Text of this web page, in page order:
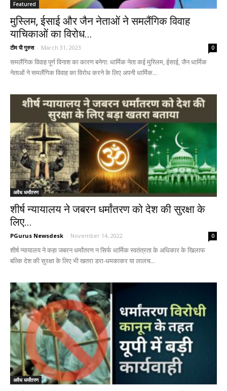
Featured
मुस्लिम, ईसाई और जैन नेताओं ने समलैंगिक विवाह
याचिकाओं का विरोध...
टीम पी गुरुस - March 31, 2023 0
समलैंगिक विवाह पूर्ण विनाश का कारण बनेगा: धार्मिक नेता कई मुस्लिम, ईसाई, जैन धार्मिक
नेताओं ने समलैंगिक विवाह का विरोध करने के लिए अपनी धार्मिक...
अवैध धर्मांतरण
शीर्ष न्यायालय ने जबरन धर्मांतरण को देश की सुरक्षा के
लिए...
PGurus Newsdesk - November 14, 2022 0
शीर्ष न्यायालय ने कहा जबरन धर्मांतरण न सिर्फ धार्मिक स्वतंत्रता के अधिकार के खिलाफ
बल्कि देश की सुरक्षा के लिए भी खतरा डरा-धमकाकर या लालच...
अवैध धर्मांतरण